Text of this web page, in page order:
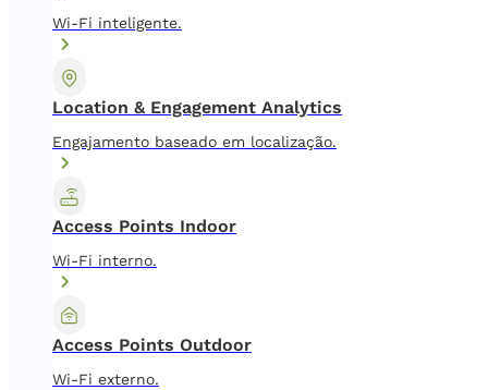
Wi-Fi inteligente.
Location & Engagement Analytics
Engajamento baseado em localização.
Access Points Indoor
Wi-Fi interno.
Access Points Outdoor
Wi-Fi externo.